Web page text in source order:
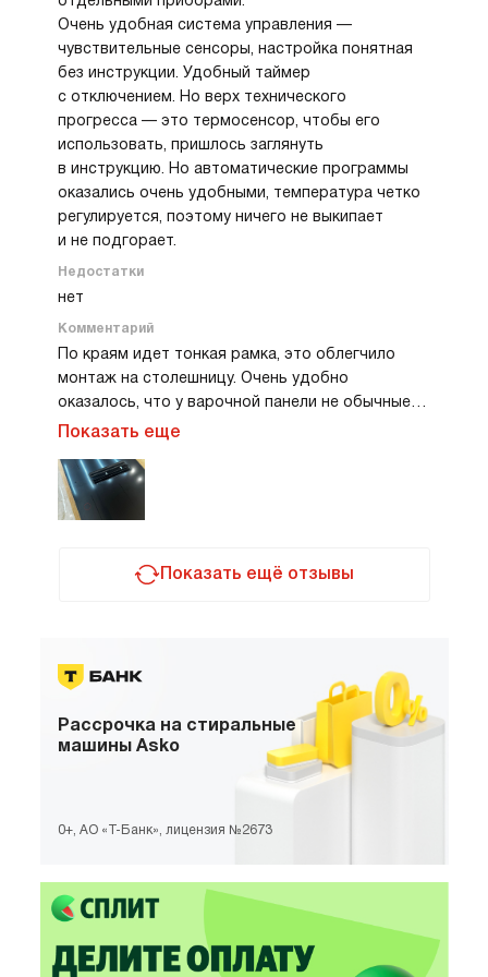
Очень удобная система управления —
чувствительные сенсоры, настройка понятная
без инструкции. Удобный таймер
с отключением. Но верх технического
прогресса — это термосенсор, чтобы его
использовать, пришлось заглянуть
в инструкцию. Но автоматические программы
оказались очень удобными, температура четко
регулируется, поэтому ничего не выкипает
и не подгорает.
Недостатки
нет
Комментарий
По краям идет тонкая рамка, это облегчило
монтаж на столешницу. Очень удобно
оказалось, что у варочной панели не обычные
конфорки, а прямоугольные зоны бридж,
распознает посуду, если кастрюлю
передвигаешь, то настройки передвигаются
вместе с посудой.
Очень удобно, что вытяжка включается вместе
если увеличиваешь мощность конфорки. Есть
интенсивная программа, ее можно включить при
жарке на гриле. Вообще благодаря большим
овальной сковородой для гриля.
Показать еще
Показать ещё отзывы
Рассрочка на стиральные
машины Asko
0+, АО «Т-Банк», лицензия №2673